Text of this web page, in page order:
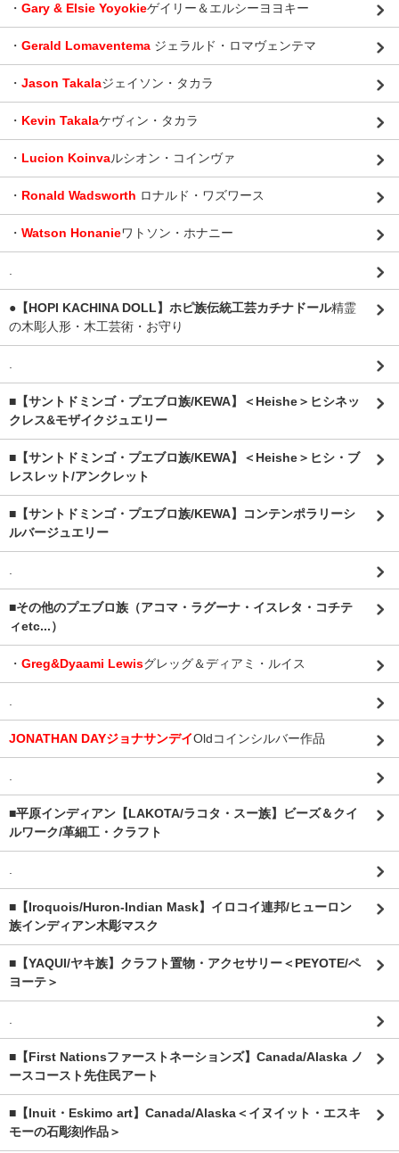
・ Gary & Elsie Yoyokieゲイリー＆エルシーヨヨキー
・ Gerald Lomaventema ジェラルド・ロマヴェンテマ
・ Jason Takalaジェイソン・タカラ
・ Kevin Takalaケヴィン・タカラ
・ Lucion Koinvaルシオン・コインヴァ
・ Ronald Wadsworth ロナルド・ワズワース
・ Watson Honanieワトソン・ホナニー
●【HOPI KACHINA DOLL】ホピ族伝統工芸カチナドール精霊
の木彫人形・木工芸術・お守り
■【サントドミンゴ・プエブロ族/KEWA】＜Heishe＞ヒシネッ
クレス&モザイクジュエリー
■【サントドミンゴ・プエブロ族/KEWA】＜Heishe＞ヒシ・ブ
レスレット/アンクレット
■【サントドミンゴ・プエブロ族/KEWA】コンテンポラリーシ
ルバージュエリー
■その他のプエブロ族（アコマ・ラグーナ・イスレタ・コチテ
ィetc...）
・ Greg&Dyaami Lewisグレッグ＆ディアミ・ルイス
JONATHAN DAYジョナサンデイOldコインシルバー作品
■平原インディアン【LAKOTA/ラコタ・スー族】ビーズ＆クイ
ルワーク/革細工・クラフト
■【Iroquois/Huron-Indian Mask】イロコイ連邦/ヒューロン
族インディアン木彫マスク
■【YAQUI/ヤキ族】クラフト置物・アクセサリー＜PEYOTE/ペ
ヨーテ＞
■【First Nationsファーストネーションズ】Canada/Alaska ノ
ースコースト先住民アート
■【Inuit・Eskimo art】Canada/Alaska＜イヌイット・エスキ
モーの石彫刻作品＞